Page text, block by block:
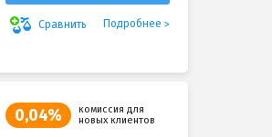
Сравнить Подробнее
0,04%
комиссия для
новых клиентов